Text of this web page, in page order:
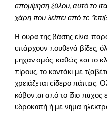
απομίμηση ξύλου, αυτό το
χάρη που λείπει από το
Η ουρά της βάσης είναι
υπάρχουν πουθενά βίδες,
μηχανισμός, καθώς και το
πίρους, το κοντάκι με
χρειάζεται σίδερο πάπιας.
κόβονται από το ίδιο
υδροκοπή ή με νήμα